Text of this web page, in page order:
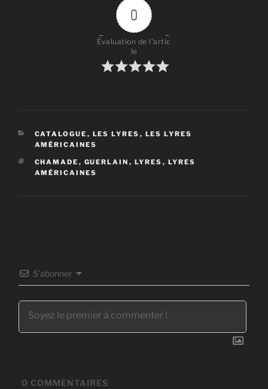
0
Évaluation de l'artic
le
CATÉGORIES
CATALOGUE , LES LYRES , LES LYRES
AMÉRICAINES
ÉTIQUETTES
CHAMADE , GUERLAIN , LYRES , LYRES
AMÉRICAINES
S’abonner
0 COMMENTAIRES